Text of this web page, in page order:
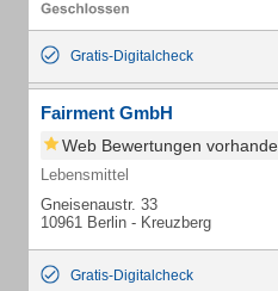
Gratis-Digitalcheck
Fairment GmbH
Web Bewertungen
Lebensmittel
Gneisenaustr. 33
10961 Berlin - Kreuzberg
Gratis-Digitalcheck